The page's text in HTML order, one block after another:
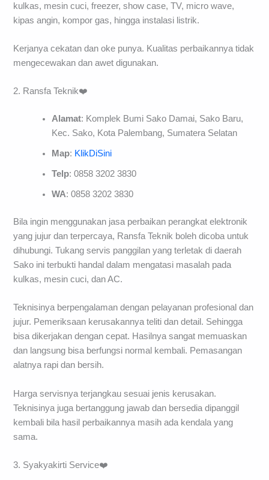
kulkas, mesin cuci, freezer, show case, TV, micro wave,
kipas angin, kompor gas, hingga instalasi listrik.
Kerjanya cekatan dan oke punya. Kualitas perbaikannya tidak
mengecewakan dan awet digunakan.
2. Ransfa Teknik❤️
Alamat: Komplek Bumi Sako Damai, Sako Baru,
Kec. Sako, Kota Palembang, Sumatera Selatan
Map: KlikDiSini
Telp: 0858 3202 3830
WA: 0858 3202 3830
Bila ingin menggunakan jasa perbaikan perangkat elektronik
yang jujur dan terpercaya, Ransfa Teknik boleh dicoba untuk
dihubungi. Tukang servis panggilan yang terletak di daerah
Sako ini terbukti handal dalam mengatasi masalah pada
kulkas, mesin cuci, dan AC.
Teknisinya berpengalaman dengan pelayanan profesional dan
jujur. Pemeriksaan kerusakannya teliti dan detail. Sehingga
bisa dikerjakan dengan cepat. Hasilnya sangat memuaskan
dan langsung bisa berfungsi normal kembali. Pemasangan
alatnya rapi dan bersih.
Harga servisnya terjangkau sesuai jenis kerusakan.
Teknisinya juga bertanggung jawab dan bersedia dipanggil
kembali bila hasil perbaikannya masih ada kendala yang
sama.
3. Syakyakirti Service❤️